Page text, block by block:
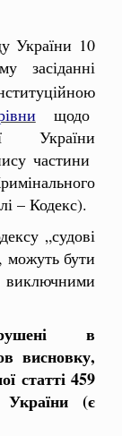
України 10
засіданні
щодо
України
частини
– Кодекс).
„судові
можуть бути
виключними
в
висновку,
статті 459
України (є